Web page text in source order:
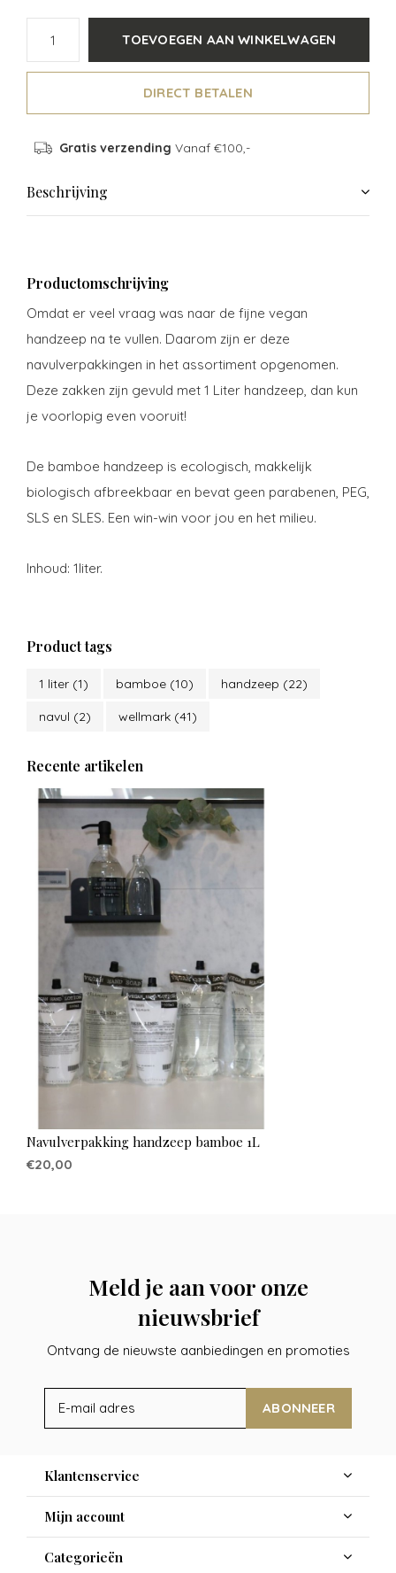
TOEVOEGEN AAN WINKELWAGEN
DIRECT BETALEN
Gratis verzending Vanaf €100,-
Beschrijving
Productomschrijving
Omdat er veel vraag was naar de fijne vegan
handzeep na te vullen. Daarom zijn er deze
navulverpakkingen in het assortiment opgenomen.
Deze zakken zijn gevuld met 1 Liter handzeep, dan kun
je voorlopig even vooruit!
De bamboe handzeep is ecologisch, makkelijk
biologisch afbreekbaar en bevat geen parabenen, PEG,
SLS en SLES. Een win-win voor jou en het milieu.
Inhoud: 1liter.
Product tags
1 liter (1) bamboe (10) handzeep (22)
navul (2) wellmark (41)
Recente artikelen
Navulverpakking handzeep bamboe 1L
€20,00
Meld je aan voor onze
nieuwsbrief
Ontvang de nieuwste aanbiedingen en promoties
ABONNEER
Klantenservice
Mijn account
Categorieën